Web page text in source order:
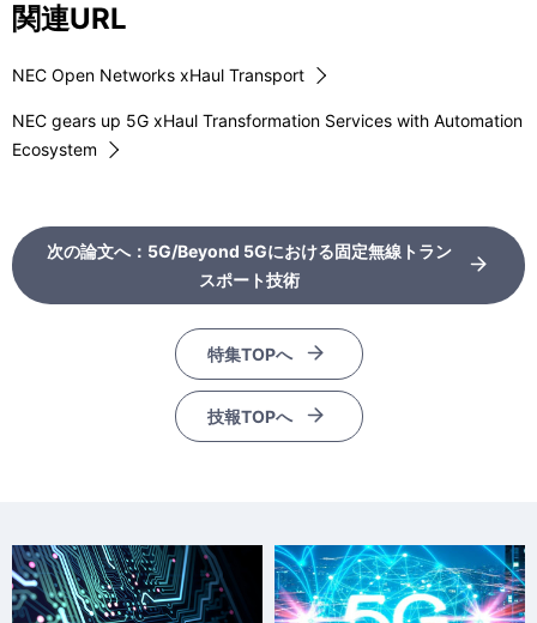
関連URL
NEC Open Networks xHaul Transport
NEC gears up 5G xHaul Transformation Services with Automation
Ecosystem
次の論文へ：5G/Beyond 5Gにおける固定無線トラン
スポート技術
特集TOPへ
技報TOPへ